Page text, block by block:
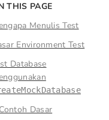
THIS PAGE
Menulis Test
Environment Test
Database
Contoh Dasar